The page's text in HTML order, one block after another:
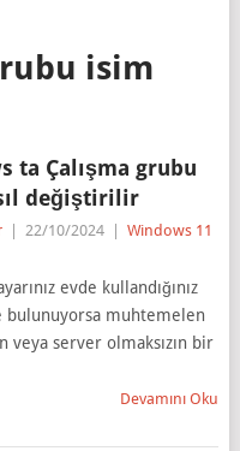
isim
ta Çalışma grubu
değiştirilir
22/10/2024
Windows 11
evde kullandığınız
bulunuyorsa muhtemelen
server olmaksızın bir
Devamını Oku